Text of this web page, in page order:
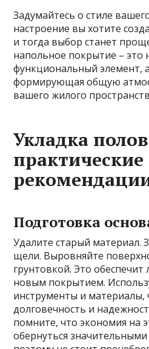
Задумайтесь о стиле
настроение вы хотите
и тогда выбор станет
напольное покрытие – это
функциональный элемент,
формирующая общую
вашего жилого
Укладка
практические
Подготовка
Удалите старый материал.
щели. Выровняйте
грунтовкой. Это обеспечит
новым покрытием.
инструменты и материалы,
долговечность и
помните, что экономия на
обернуться